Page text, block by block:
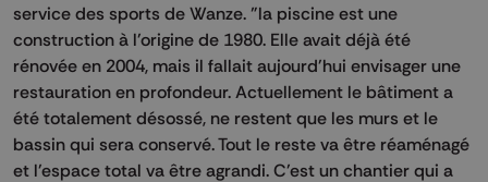
service des sports de Wanze. "la piscine est une
construction à l'origine de 1980. Elle avait déjà été
rénovée en 2004, mais il fallait aujourd'hui envisager une
restauration en profondeur. Actuellement le bâtiment a
été totalement désossé, ne restent que les murs et le
bassin qui sera conservé. Tout le reste va être réaménagé
et l'espace total va être agrandi. C'est un chantier qui a